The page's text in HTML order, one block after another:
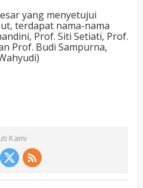
yang menyetujui
terdapat nama-nama
Prof. Siti Setiati, Prof.
Prof. Budi Sampurna,
Kami